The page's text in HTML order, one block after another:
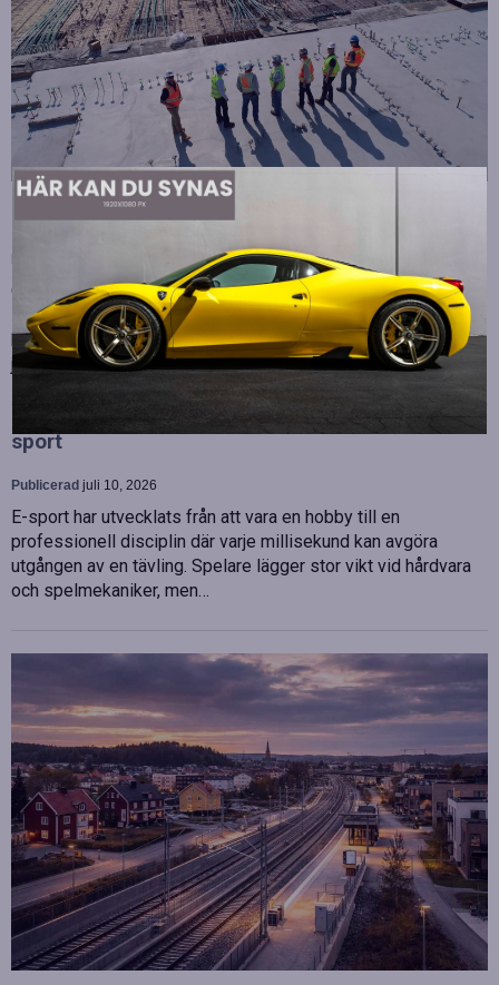
Strategiska tillskott till OHLA Sveriges ledning
OHLA Sverige stärker sin ledningsgrupp genom att anställa
Malin Bergman som HR-chef och María Vazquez som
biträdande ekonomichef. Båda började sina nya tjänster den 1
juni 2026 och kommer att…
Betydelsen av snabb internetanslutning för e-
sport
Publicerad juli 10, 2026
E-sport har utvecklats från att vara en hobby till en
professionell disciplin där varje millisekund kan avgöra
utgången av en tävling. Spelare lägger stor vikt vid hårdvara
och spelmekaniker, men…